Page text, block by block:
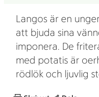
Langos är en
att bjuda sina
imponera. De
med potatis är
rödlök och ljuvlig